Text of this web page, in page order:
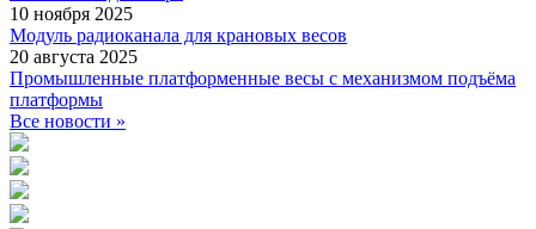
10 ноября 2025
Модуль радиоканала для крановых весов
20 августа 2025
Промышленные платформенные весы с механизмом подъёма
платформы
Все новости »